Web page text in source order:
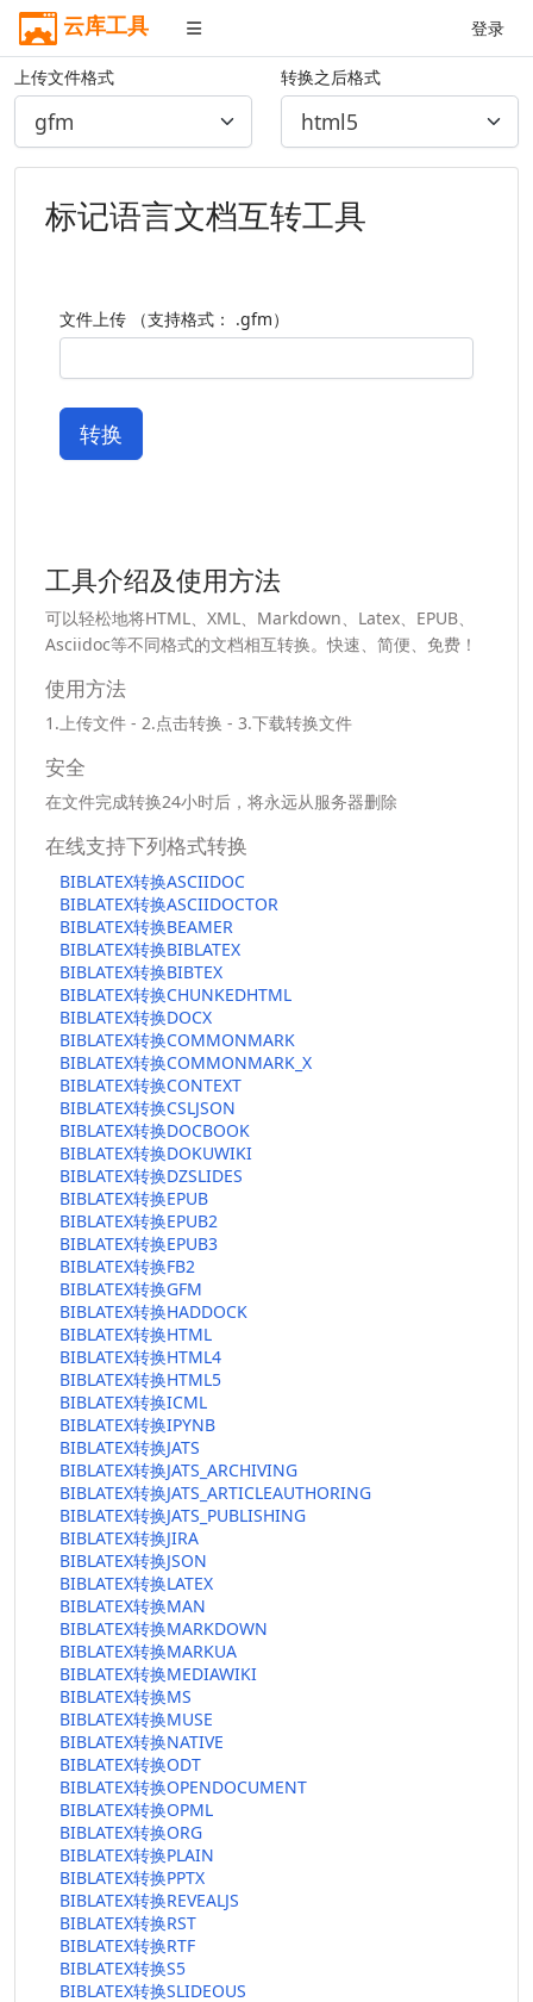
云库工具 登录
上传文件格式 转换之后格式
标记语言文档互转工具
文件上传 （支持格式： .gfm）
转换
工具介绍及使用方法
可以轻松地将HTML、XML、Markdown、Latex、EPUB、
Asciidoc等不同格式的文档相互转换。快速、简便、免费！
使用方法
1.上传文件 - 2.点击转换 - 3.下载转换文件
安全
在文件完成转换24小时后，将永远从服务器删除
在线支持下列格式转换
BIBLATEX转换ASCIIDOC
BIBLATEX转换ASCIIDOCTOR
BIBLATEX转换BEAMER
BIBLATEX转换BIBLATEX
BIBLATEX转换BIBTEX
BIBLATEX转换CHUNKEDHTML
BIBLATEX转换DOCX
BIBLATEX转换COMMONMARK
BIBLATEX转换COMMONMARK_X
BIBLATEX转换CONTEXT
BIBLATEX转换CSLJSON
BIBLATEX转换DOCBOOK
BIBLATEX转换DOKUWIKI
BIBLATEX转换DZSLIDES
BIBLATEX转换EPUB
BIBLATEX转换EPUB2
BIBLATEX转换EPUB3
BIBLATEX转换FB2
BIBLATEX转换GFM
BIBLATEX转换HADDOCK
BIBLATEX转换HTML
BIBLATEX转换HTML4
BIBLATEX转换HTML5
BIBLATEX转换ICML
BIBLATEX转换IPYNB
BIBLATEX转换JATS
BIBLATEX转换JATS_ARCHIVING
BIBLATEX转换JATS_ARTICLEAUTHORING
BIBLATEX转换JATS_PUBLISHING
BIBLATEX转换JIRA
BIBLATEX转换JSON
BIBLATEX转换LATEX
BIBLATEX转换MAN
BIBLATEX转换MARKDOWN
BIBLATEX转换MARKUA
BIBLATEX转换MEDIAWIKI
BIBLATEX转换MS
BIBLATEX转换MUSE
BIBLATEX转换NATIVE
BIBLATEX转换ODT
BIBLATEX转换OPENDOCUMENT
BIBLATEX转换OPML
BIBLATEX转换ORG
BIBLATEX转换PLAIN
BIBLATEX转换PPTX
BIBLATEX转换REVEALJS
BIBLATEX转换RST
BIBLATEX转换RTF
BIBLATEX转换S5
BIBLATEX转换SLIDEOUS